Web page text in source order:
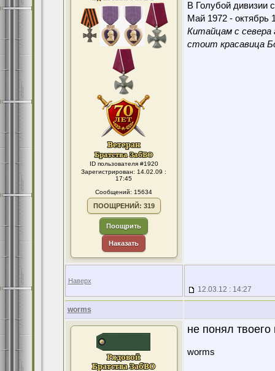
ID пользователя #1920
Зарегистрирован: 14.02.09 :
17:45
Сообщений: 15634
ПООЩРЕНИЙ: 319
Поощрить
Наказать
В Голубой дивизии
Май 1972 - октябрь
Китайцам с севера
стоит красавица
Наверх
12.03.12 : 14:27
worms
не понял
worms